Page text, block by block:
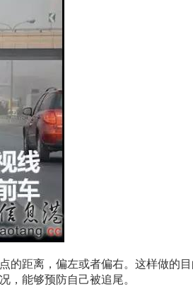
的距离，偏左或者偏右。这样做的
，能够预防自己被追尾。